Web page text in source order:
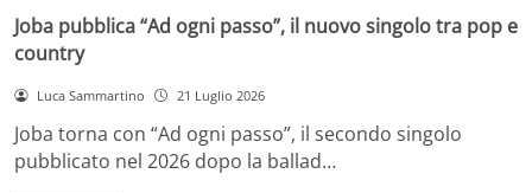
Joba pubblica “Ad ogni passo”, il nuovo singolo tra pop e
country
Luca Sammartino 21 Luglio 2026
Joba torna con “Ad ogni passo”, il secondo singolo
pubblicato nel 2026 dopo la ballad…